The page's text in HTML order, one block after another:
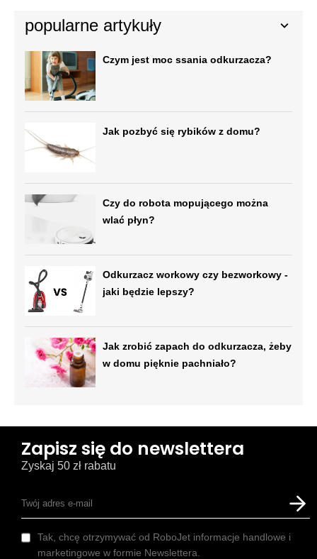
popularne artykuły
Czym jest moc ssania odkurzacza?
Jak pozbyć się rybików z domu?
Czy do robota mopującego można
wlać płyn?
Odkurzacz workowy czy bezworkowy -
jaki będzie lepszy?
Jak zrobić zapach do odkurzacza, żeby
w domu pięknie pachniało?
Zapisz się do newslettera
Zyskaj 50 zł rabatu
Tak, chcę otrzymywać od RoboJet informacje handlowe i
marketingowe w formie Newslettera.